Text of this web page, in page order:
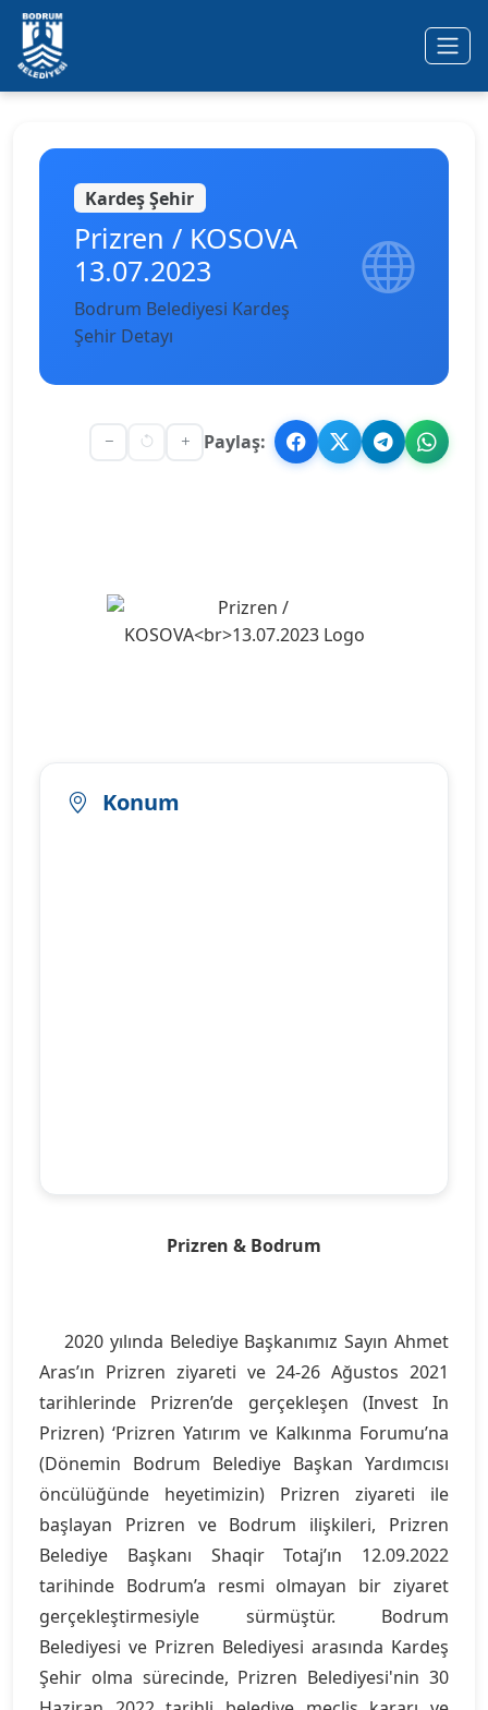
Ana içeriğe geç
Kardeş Şehir
Prizren / KOSOVA
13.07.2023
Bodrum Belediyesi Kardeş
Şehir Detayı
Paylaş:
Konum
Prizren & Bodrum
2020 yılında Belediye Başkanımız Sayın Ahmet
Aras’ın Prizren ziyareti ve 24-26 Ağustos 2021
tarihlerinde Prizren’de gerçekleşen (Invest In
Prizren) ‘Prizren Yatırım ve Kalkınma Forumu’na
(Dönemin Bodrum Belediye Başkan Yardımcısı
öncülüğünde heyetimizin) Prizren ziyareti ile
başlayan Prizren ve Bodrum ilişkileri, Prizren
Belediye Başkanı Shaqir Totaj’ın 12.09.2022
tarihinde Bodrum’a resmi olmayan bir ziyaret
gerçekleştirmesiyle sürmüştür. Bodrum
Belediyesi ve Prizren Belediyesi arasında Kardeş
Şehir olma sürecinde, Prizren Belediyesi'nin 30